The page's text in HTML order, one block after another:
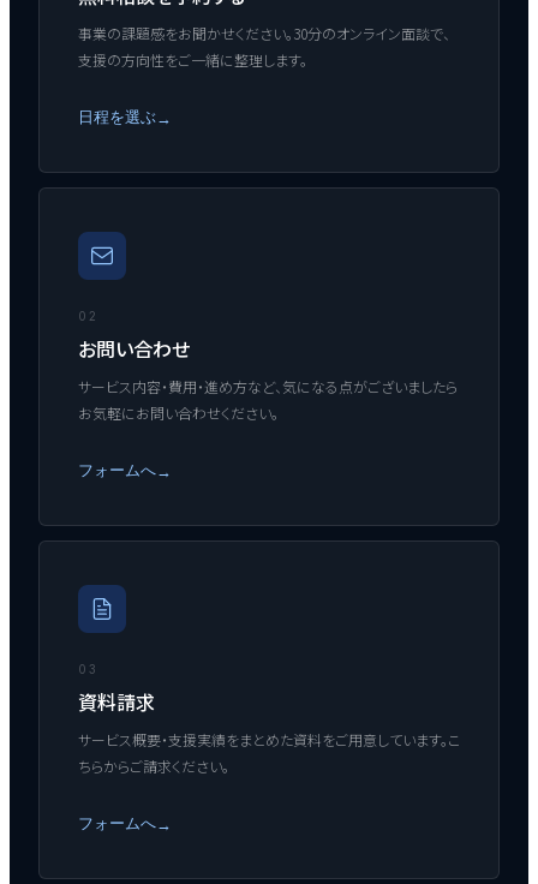
事業の課題感をお聞かせください。30分のオンライン面談で、
支援の方向性をご一緒に整理します。
日程を選ぶ→
02
お問い合わせ
サービス内容・費用・進め方など、気になる点がございましたら
お気軽にお問い合わせください。
フォームへ→
03
資料請求
サービス概要・支援実績をまとめた資料をご用意しています。こ
ちらからご請求ください。
フォームへ→